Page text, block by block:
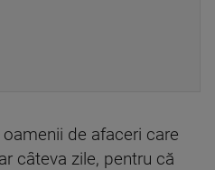
de afaceri care
câteva zile, pentru că